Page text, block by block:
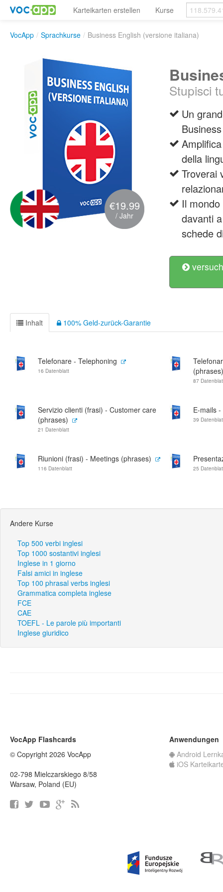
Karteikarten erstellen Kurse
VocApp / Sprachkurse / Business English (versione italiana)
€19.99
/ Jahr
Stupisci
Un
della
Troverai
Il
davanti
schede
Inhalt 100% Geld-zurück-Garantie
Telefonare - Telephoning
16 Datenblatt
(phrases)
87
Servizio clienti (frasi) - Customer care
(phrases)
21 Datenblatt
E-mails
39
Riunioni (frasi) - Meetings (phrases)
116 Datenblatt 25
Andere Kurse
Top 500 verbi inglesi
Top 1000 sostantivi inglesi
Inglese in 1 giorno
Falsi amici in inglese
Top 100 phrasal verbs inglesi
Grammatica completa inglese
FCE
CAE
TOEFL - Le parole più importanti
Inglese giuridico
VocApp Flashcards
© Copyright 2026 VocApp
02-798 Mielczarskiego 8/58
Warsaw, Poland (EU)
Anwendungen
Android
iOS